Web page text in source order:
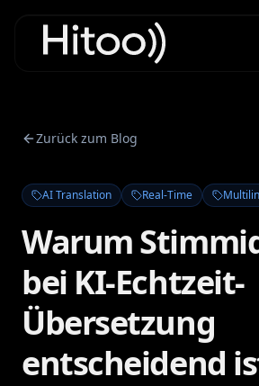
Zurück zum Blog
AI Translation Real-Time
Warum
bei KI-Echtzeit-
Übersetzung
entscheidend